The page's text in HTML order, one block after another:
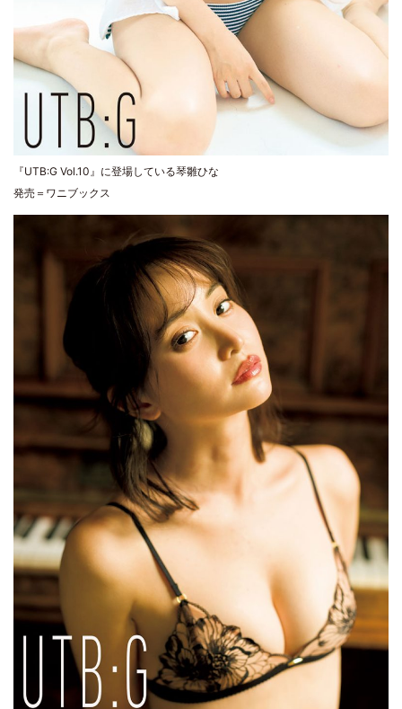
『UTB:G Vol.10』に登場している琴雛ひな
発売＝ワニブックス